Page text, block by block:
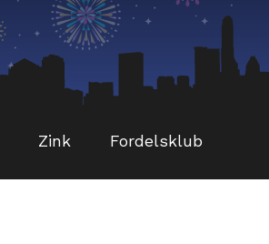
Zink Fordelsklub